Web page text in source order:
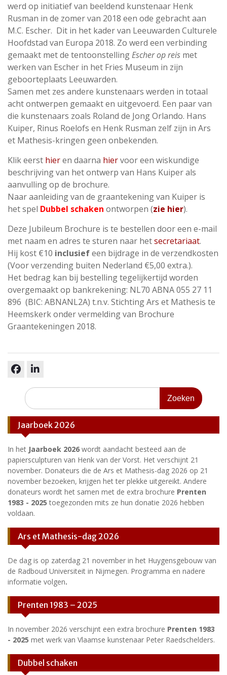
werd op initiatief van beeldend kunstenaar Henk
Rusman in de zomer van 2018 een ode gebracht aan
M.C. Escher. Dit in het kader van Leeuwarden Culturele
Hoofdstad van Europa 2018. Zo werd een verbinding
gemaakt met de tentoonstellingEscher op reis met
werken van Escher in het Fries Museum in zijn
geboorteplaats Leeuwarden.
Samen met zes andere kunstenaars werden in totaal
acht ontwerpen gemaakt en uitgevoerd. Een paar van
die kunstenaars zoals Roland de Jong Orlando. Hans
Kuiper, Rinus Roelofs en Henk Rusman zelf zijn in Ars
et Mathesis-kringen geen onbekenden.
Klik eerst hieren daarna hiervoor een wiskundige
beschrijving van het ontwerp van Hans Kuiper als
aanvulling op de brochure.
Naar aanleiding van de graantekening van Kuiper is
het spel Dubbel schaken ontworpen (zie hier).
Deze Jubileum Brochure is te bestellen door een e-mail
met naam en adres te sturen naar hetsecretariaat.
Hij kost €10 inclusiefeen bijdrage in de verzendkosten
(Voor verzending buiten Nederland €5,00 extra.).
Het bedrag kan bij bestelling tegelijkertijd worden
overgemaakt op bankrekening: NL70 ABNA 055 27 11
896 (BIC: ABNANL2A) t.n.v. Stichting Ars et Mathesis te
Heemskerk onder vermelding van Brochure
Graantekeningen 2018.
Zoeken
naar:
Jaarboek 2026
In het Jaarboek 2026 wordt aandacht besteed aan de
papiersculpturen van Henk van der Vorst. Het verschijnt 21
november. Donateurs die de Ars et Mathesis-dag 2026 op 21
november bezoeken, krijgen het ter plekke uitgereikt. Andere
donateurs wordt het samen met de extra brochure Prenten
1983 - 2025 toegezonden mits ze hun donatie 2026 hebben
voldaan.
Ars et Mathesis-dag 2026
De dag is op zaterdag 21 november in het Huygensgebouw van
de Radboud Universiteit in Nijmegen. Programma en nadere
informatie volgen.
Prenten 1983 – 2025
In november 2026 verschijnt een extra brochure Prenten 1983
- 2025 met werk van Vlaamse kunstenaar Peter Raedschelders.
Dubbel schaken